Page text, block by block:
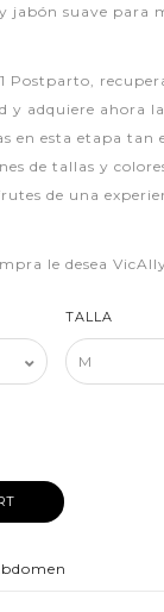
jabón suave para
Postparto,
y adquiere ahora
en esta etapa tan
de tallas y
de una
le desea
TALLA